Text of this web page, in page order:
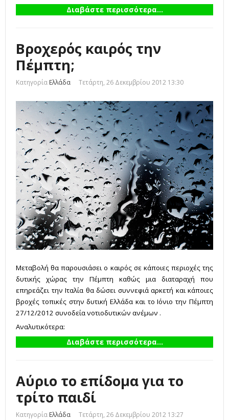
Διαβάστε περισσότερα...
Βροχερός καιρός την
Πέμπτη;
Κατηγορία Ελλάδα Τετάρτη, 26 Δεκεμβρίου 2012 13:30
Μεταβολή θα παρουσιάσει ο καιρός σε κάποιες περιοχές της
δυτικής χώρας την Πέμπτη καθώς μια διαταραχή που
επηρεάζει την Ιταλία θα δώσει συννεφιά αρκετή και κάποιες
βροχές τοπικές στην δυτική Ελλάδα και το Ιόνιο την Πέμπτη
27/12/2012 συνοδεία νοτιοδυτικών ανέμων .
Αναλυτικότερα:
Διαβάστε περισσότερα...
Αύριο το επίδομα για το
τρίτο παιδί
Κατηγορία Ελλάδα Τετάρτη, 26 Δεκεμβρίου 2012 13:27